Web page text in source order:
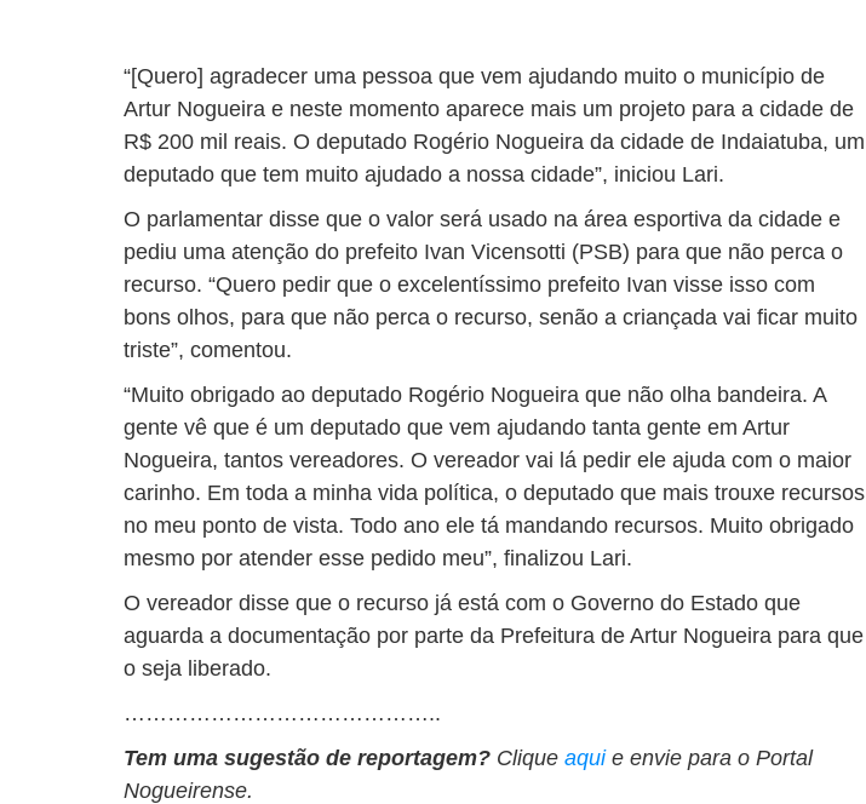
“[Quero] agradecer uma pessoa que vem ajudando muito o município de
Artur Nogueira e neste momento aparece mais um projeto para a cidade de
R$ 200 mil reais. O deputado Rogério Nogueira da cidade de Indaiatuba, um
deputado que tem muito ajudado a nossa cidade”, iniciou Lari.
O parlamentar disse que o valor será usado na área esportiva da cidade e
pediu uma atenção do prefeito Ivan Vicensotti (PSB) para que não perca o
recurso. “Quero pedir que o excelentíssimo prefeito Ivan visse isso com
bons olhos, para que não perca o recurso, senão a criançada vai ficar muito
triste”, comentou.
“Muito obrigado ao deputado Rogério Nogueira que não olha bandeira. A
gente vê que é um deputado que vem ajudando tanta gente em Artur
Nogueira, tantos vereadores. O vereador vai lá pedir ele ajuda com o maior
carinho. Em toda a minha vida política, o deputado que mais trouxe recursos
no meu ponto de vista. Todo ano ele tá mandando recursos. Muito obrigado
mesmo por atender esse pedido meu”, finalizou Lari.
O vereador disse que o recurso já está com o Governo do Estado que
aguarda a documentação por parte da Prefeitura de Artur Nogueira para que
o seja liberado.
……………………………………..
Tem uma sugestão de reportagem? Clique aqui e envie para o Portal
Nogueirense.